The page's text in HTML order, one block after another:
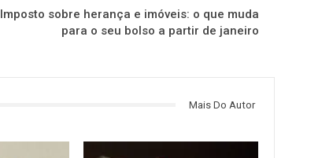
Imposto sobre herança e imóveis: o que muda
para o seu bolso a partir de janeiro
Mais Do Autor